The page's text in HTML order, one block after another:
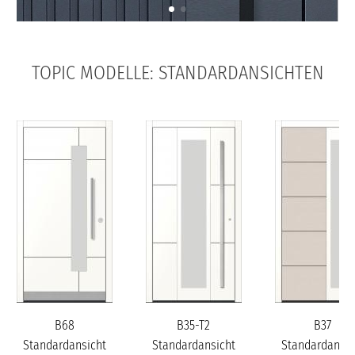
TOPIC MODELLE: STANDARDANSICHTEN
B68
Standardansicht
B35-T2
Standardansicht
B37